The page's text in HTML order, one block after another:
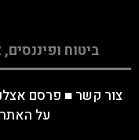
ביטוח
צור קשר ■ פרסם
על האתר